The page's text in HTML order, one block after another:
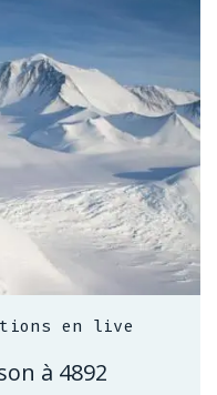
en live
à 4892